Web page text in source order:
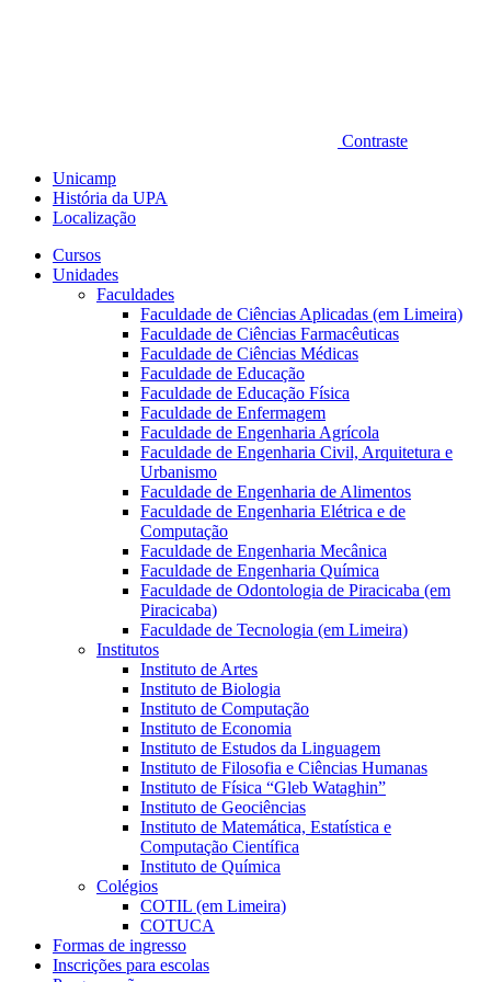
Contraste
Unicamp
História da UPA
Localização
Cursos
Unidades
Faculdades
Faculdade de Ciências Aplicadas (em Limeira)
Faculdade de Ciências Farmacêuticas
Faculdade de Ciências Médicas
Faculdade de Educação
Faculdade de Educação Física
Faculdade de Enfermagem
Faculdade de Engenharia Agrícola
Faculdade de Engenharia Civil, Arquitetura e
Urbanismo
Faculdade de Engenharia de Alimentos
Faculdade de Engenharia Elétrica e de
Computação
Faculdade de Engenharia Mecânica
Faculdade de Engenharia Química
Faculdade de Odontologia de Piracicaba (em
Piracicaba)
Faculdade de Tecnologia (em Limeira)
Institutos
Instituto de Artes
Instituto de Biologia
Instituto de Computação
Instituto de Economia
Instituto de Estudos da Linguagem
Instituto de Filosofia e Ciências Humanas
Instituto de Física “Gleb Wataghin”
Instituto de Geociências
Instituto de Matemática, Estatística e
Computação Científica
Instituto de Química
Colégios
COTIL (em Limeira)
COTUCA
Formas de ingresso
Inscrições para escolas